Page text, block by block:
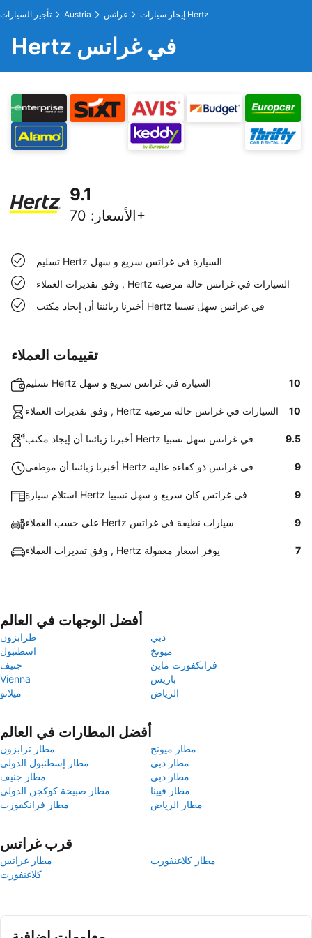
تأجير السيارات Austria غراتس إيجار سيارات Hertz
Hertz في غراتس
9.1
الأسعار : 70+
تسليم Hertz السيارة في غراتس سريع و سهل
وفق تقديرات العملاء , Hertz السيارات في غراتس حالة مرضية
أخبرنا زبائننا أن إيجاد مكتب Hertz في غراتس سهل نسبيا
تقييمات العملاء
تسليم Hertz السيارة في غراتس سريع و سهل 10
وفق تقديرات العملاء , Hertz السيارات في غراتس حالة مرضية 10
أخبرنا زبائننا أن إيجاد مكتب Hertz في غراتس سهل نسبيا 9.5
أخبرنا زبائننا أن موظفي Hertz في غراتس ذو كفاءة عالية 9
استلام سيارة Hertz في غراتس كان سريع و سهل نسبيا 9
على حسب العملاء Hertz سيارات نظيفة في غراتس 9
وفق تقديرات العملاء , Hertz يوفر اسعار معقولة 7
أفضل الوجهات في العالم
طرابزون
دبي
اسطنبول
ميونخ
جنيف
فرانكفورت ماين
Vienna
باريس
ميلانو
الرياض
أفضل المطارات في العالم
مطار ترابزون
مطار ميونخ
مطار إسطنبول الدولي
مطار دبي
مطار جنيف
مطار دبي
مطار صبيحة كوكجن الدولي
مطار فيينا
مطار فرانكفورت
مطار الرياض
قرب غراتس
مطار غراتس
مطار كلاغنفورت
كلاغنفورت